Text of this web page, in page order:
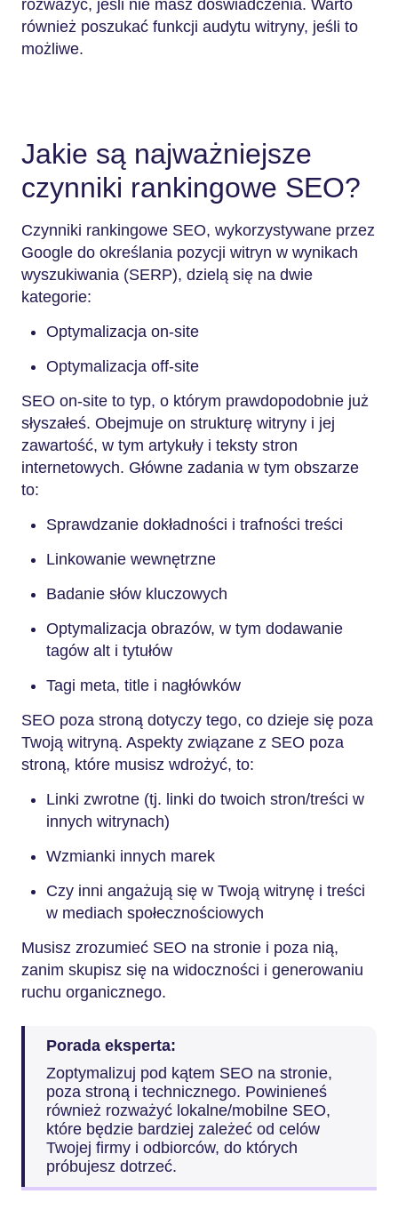
rozważyć, jeśli nie masz doświadczenia. Warto
również poszukać funkcji audytu witryny, jeśli to
możliwe.
Jakie są najważniejsze
czynniki rankingowe SEO?
Czynniki rankingowe SEO, wykorzystywane przez
Google do określania pozycji witryn w wynikach
wyszukiwania (SERP), dzielą się na dwie
kategorie:
Optymalizacja on-site
Optymalizacja off-site
SEO on-site to typ, o którym prawdopodobnie już
słyszałeś. Obejmuje on strukturę witryny i jej
zawartość, w tym artykuły i teksty stron
internetowych. Główne zadania w tym obszarze
to:
Sprawdzanie dokładności i trafności treści
Linkowanie wewnętrzne
Badanie słów kluczowych
Optymalizacja obrazów, w tym dodawanie
tagów alt i tytułów
Tagi meta, title i nagłówków
SEO poza stroną dotyczy tego, co dzieje się poza
Twoją witryną. Aspekty związane z SEO poza
stroną, które musisz wdrożyć, to:
Linki zwrotne (tj. linki do twoich stron/treści w
innych witrynach)
Wzmianki innych marek
Czy inni angażują się w Twoją witrynę i treści
w mediach społecznościowych
Musisz zrozumieć SEO na stronie i poza nią,
zanim skupisz się na widoczności i generowaniu
ruchu organicznego.
Porada eksperta:
Zoptymalizuj pod kątem SEO na stronie,
poza stroną i technicznego. Powinieneś
również rozważyć lokalne/mobilne SEO,
które będzie bardziej zależeć od celów
Twojej firmy i odbiorców, do których
próbujesz dotrzeć.